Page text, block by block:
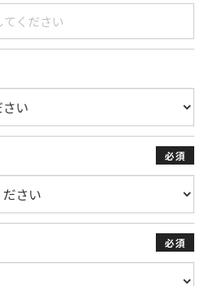
必須
必須